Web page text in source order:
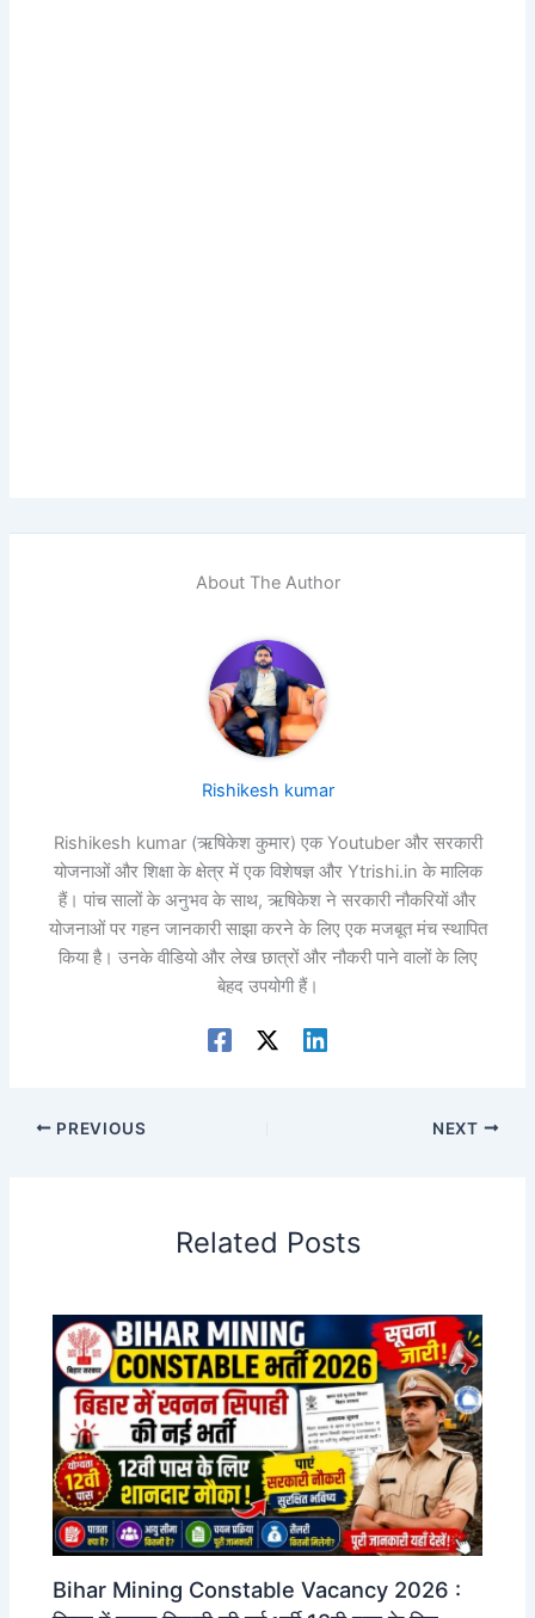
About The Author
Rishikesh kumar
Rishikesh kumar (ऋषिकेश कुमार) एक Youtuber और सरकारी
योजनाओं और शिक्षा के क्षेत्र में एक विशेषज्ञ और Ytrishi.in के मालिक
हैं। पांच सालों के अनुभव के साथ, ऋषिकेश ने सरकारी नौकरियों और
योजनाओं पर गहन जानकारी साझा करने के लिए एक मजबूत मंच स्थापित
किया है। उनके वीडियो और लेख छात्रों और नौकरी पाने वालों के लिए
बेहद उपयोगी हैं।
PREVIOUS NEXT
Related Posts
Bihar Mining Constable Vacancy 2026 :